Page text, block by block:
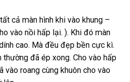
cả màn hình khi vào khung –
vào nồi hấp lại. ). Khi đó màn
cao. Mà đều đẹp bền cực kì.
đã ép xong. Cho vào hấp
vào roang cùng khuôn cho vào